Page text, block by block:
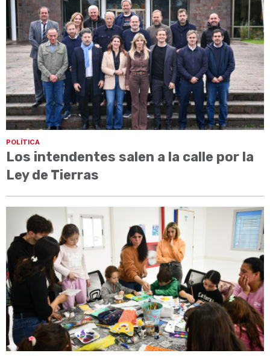
POLÍTICA
Los intendentes salen a la calle por la
Ley de Tierras